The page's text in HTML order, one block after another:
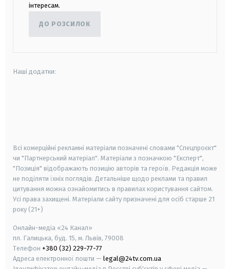
інтересам.
ДО РОЗСИЛОК
Наші додатки:
Всі комерційні рекламні матеріали позначені словами "Спецпроєкт"
чи "Партнерський матеріал". Матеріали з позначкою "Експерт",
"Позиція" відображають позицію авторів та героїв. Редакція може
не поділяти їхніх поглядів. Детальніше щодо реклами та правил
цитування можна ознайомитись в правилах користування сайтом.
Усі права захищені. Матеріали сайту призначені для осіб старше 21
року (21+)
Онлайн-медіа «24 Канал»
пл. Галицька, буд. 15, м. Львів, 79008
Телефон +380 (32) 229-77-77
Адреса електронної пошти — legal@24tv.com.ua